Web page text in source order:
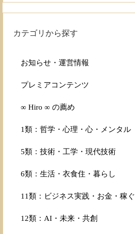
カテゴリから探す
お知らせ・運営情報
プレミアコンテンツ
∞ Hiro ∞ の薦め
1類：哲学・心理・心・メンタル
5類：技術・工学・現代技術
6類：生活・衣食住・暮らし
11類：ビジネス実践・お金・稼ぐ
12類：AI・未来・共創